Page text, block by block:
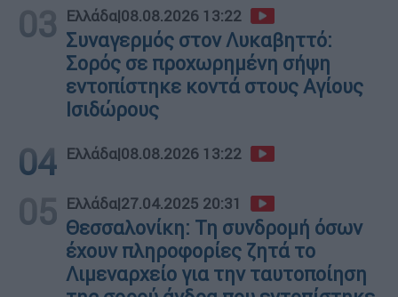
03 Ελλάδα|08.08.2026 13:22
Συναγερμός στον Λυκαβηττό:
Σορός σε προχωρημένη σήψη
εντοπίστηκε κοντά στους Αγίους
Ισιδώρους
04 Ελλάδα|08.08.2026 13:22
05 Ελλάδα|27.04.2025 20:31
Θεσσαλονίκη: Τη συνδρομή όσων
έχουν πληροφορίες ζητά το
Λιμεναρχείο για την ταυτοποίηση